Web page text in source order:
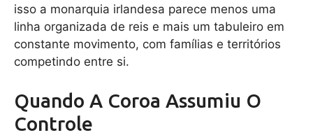
isso a monarquia irlandesa parece menos uma
linha organizada de reis e mais um tabuleiro em
constante movimento, com famílias e territórios
competindo entre si.
Quando A Coroa Assumiu O
Controle